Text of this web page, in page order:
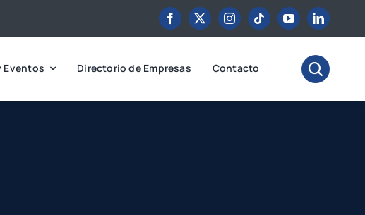
Eventos Directorio de Empresas Contacto